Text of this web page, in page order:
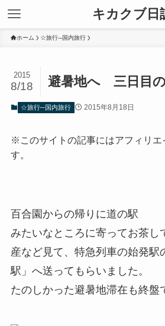
キカクブ日
ホーム ☆旅行─国内旅行
避暑地へ 三日目
2015
8/18
☆旅行─国内旅行 2015年8月18日
※このサイトの記事にはアフィリエ
す。
百合園からの帰りに道の駅
みたいなところに寄ってお茶し
産など見て、特急列車の始発駅
駅」へ送ってもらいました。
たのしかった避暑地滞在も終盤